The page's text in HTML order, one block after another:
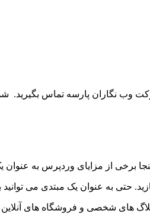
وب نگاران پارسه تماس بگیرید.
برخی از مزایای وردپرس به
به عنوان یک مبتدی می توانید
های شخصی و فروشگاه های آنلاین